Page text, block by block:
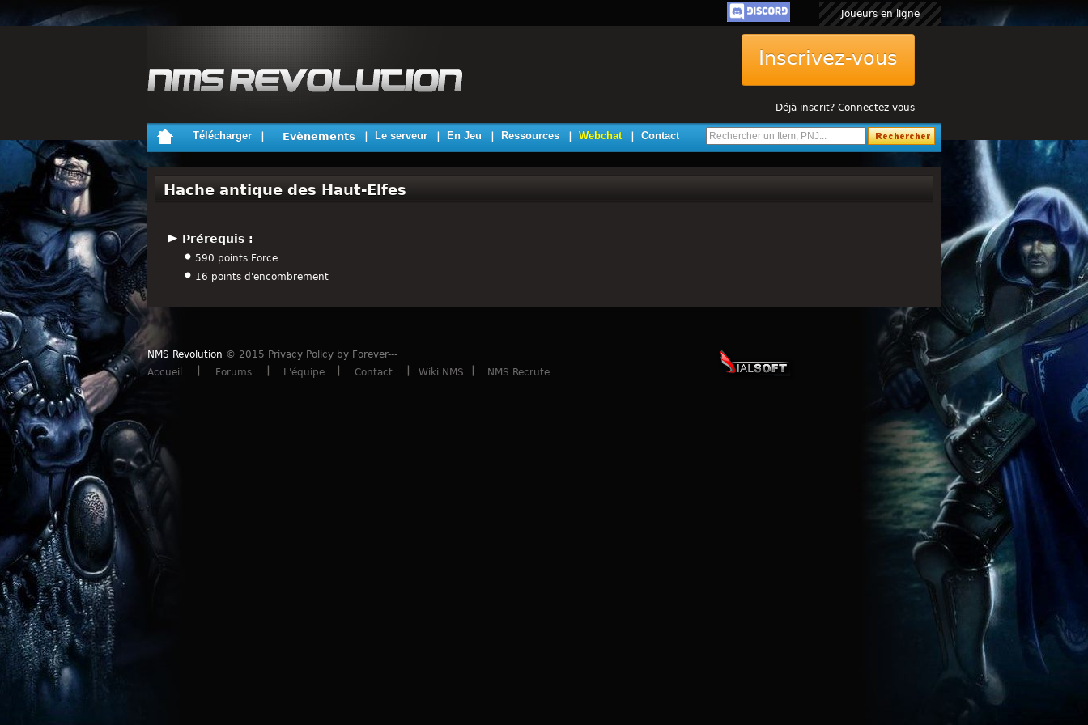
Joueurs en ligne
Inscrivez-vous
Déjà inscrit? Connectez vous
Télécharger Evènements Le serveur En Jeu Ressources Webchat Contact
Hache antique des Haut-Elfes
Prérequis :
590 points Force
16 points d'encombrement
NMS Revolution © 2015 Privacy Policy by Forever---
Accueil
Forums L'équipe Contact Wiki NMS NMS Recrute